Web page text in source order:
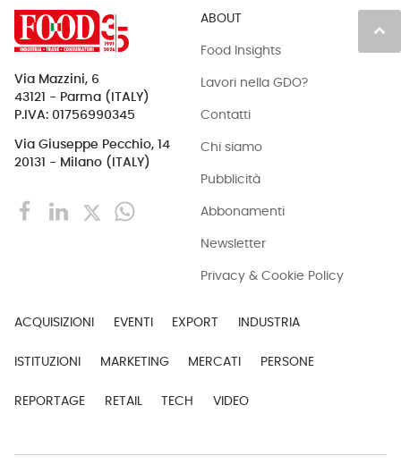
keyboard_arrow_up
Via Mazzini, 6
43121 - Parma (ITALY)
P.IVA: 01756990345
Via Giuseppe Pecchio, 14
20131 - Milano (ITALY)
ABOUT
Food Insights
Lavori nella GDO?
Contatti
Chi siamo
Pubblicità
Abbonamenti
Newsletter
Privacy & Cookie Policy
ACQUISIZIONI EVENTI EXPORT INDUSTRIA
ISTITUZIONI MARKETING MERCATI PERSONE
REPORTAGE RETAIL TECH VIDEO